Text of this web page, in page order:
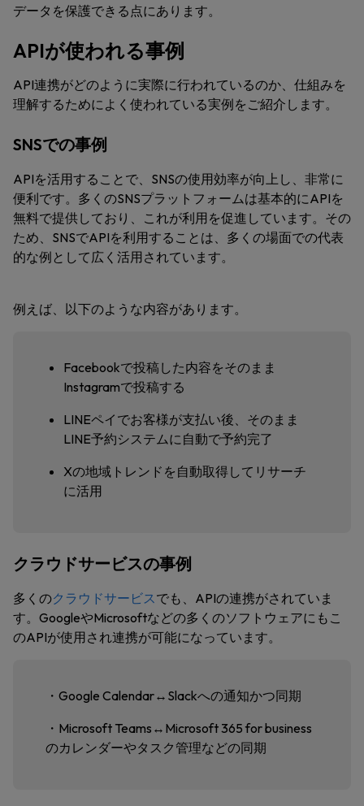
データを保護できる点にあります。
APIが使われる事例
API連携がどのように実際に行われているのか、仕組みを
理解するためによく使われている実例をご紹介します。
SNSでの事例
APIを活用することで、SNSの使用効率が向上し、非常に
便利です。多くのSNSプラットフォームは基本的にAPIを
無料で提供しており、これが利用を促進しています。その
ため、SNSでAPIを利用することは、多くの場面での代表
的な例として広く活用されています。
例えば、以下のような内容があります。
Facebookで投稿した内容をそのまま
Instagramで投稿する
LINEペイでお客様が支払い後、そのまま
LINE予約システムに自動で予約完了
Xの地域トレンドを自動取得してリサーチ
に活用
クラウドサービスの事例
多くのクラウドサービスでも、APIの連携がされていま
す。GoogleやMicrosoftなどの多くのソフトウェアにもこ
のAPIが使用され連携が可能になっています。
・Google Calendar↔️Slackへの通知かつ同期
・Microsoft Teams↔️Microsoft 365 for business
のカレンダーやタスク管理などの同期